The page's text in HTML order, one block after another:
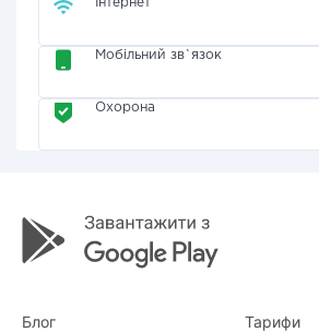
Інтернет
Мобільний зв`язок
Охорона
Блог Тарифи